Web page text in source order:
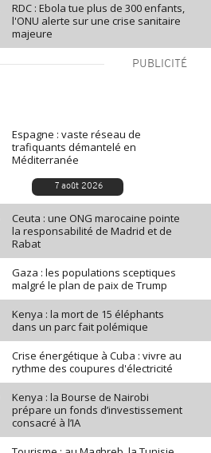
RDC : Ebola tue plus de 300 enfants,
l'ONU alerte sur une crise sanitaire
majeure
PUBLICITÉ
Espagne : vaste réseau de
trafiquants démantelé en
Méditerranée
7 août 2026
Ceuta : une ONG marocaine pointe
la responsabilité de Madrid et de
Rabat
Gaza : les populations sceptiques
malgré le plan de paix de Trump
Kenya : la mort de 15 éléphants
dans un parc fait polémique
Crise énergétique à Cuba : vivre au
rythme des coupures d'électricité
Kenya : la Bourse de Nairobi
prépare un fonds d’investissement
consacré à l’IA